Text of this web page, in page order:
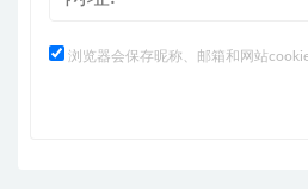
浏览器会保存昵称、邮箱和网站